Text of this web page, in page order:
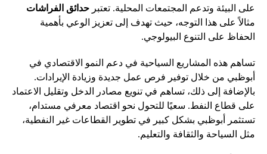
على البيئة وتدعم المجتمعات المحلية. تعتبر حدائق الفراشات
مثالاً على هذا التوجه، حيث تهدف إلى تعزيز الوعي بأهمية
الحفاظ على التنوع البيولوجي.
تساهم هذه المشاريع السياحية في دعم النمو الاقتصادي في
أبوظبي من خلال توفير فرص عمل جديدة وزيادة الإيرادات.
بالإضافة إلى ذلك، تساهم في تنويع مصادر الدخل وتقليل الاعتماد
على قطاع النفط. سعيًا للتحول نحو اقتصاد معرفي مستدام،
تستثمر أبوظبي بشكل كبير في تطوير القطاعات غير النفطية،
مثل السياحة والثقافة والتعليم.